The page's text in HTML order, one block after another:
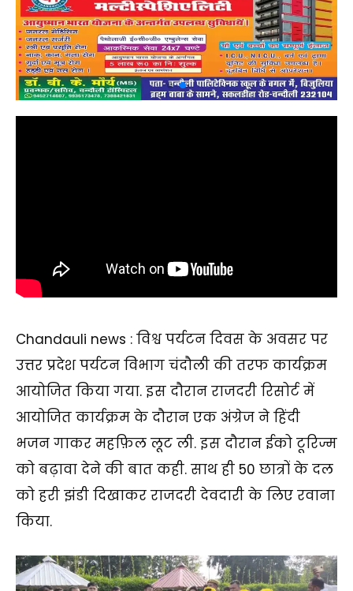
Chandauli news : विश्व पर्यटन दिवस के अवसर पर
उत्तर प्रदेश पर्यटन विभाग चंदौली की तरफ कार्यक्रम
आयोजित किया गया. इस दौरान राजदरी रिसोर्ट में
आयोजित कार्यक्रम के दौरान एक अंग्रेज ने हिंदी
भजन गाकर महफ़िल लूट ली. इस दौरान ईको टूरिज्म
को बढ़ावा देने की बात कही. साथ ही 50 छात्रों के दल
को हरी झंडी दिखाकर राजदरी देवदारी के लिए रवाना
किया.